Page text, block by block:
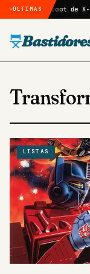
ÚLTIMAS
no reboot de X-
LISTAS